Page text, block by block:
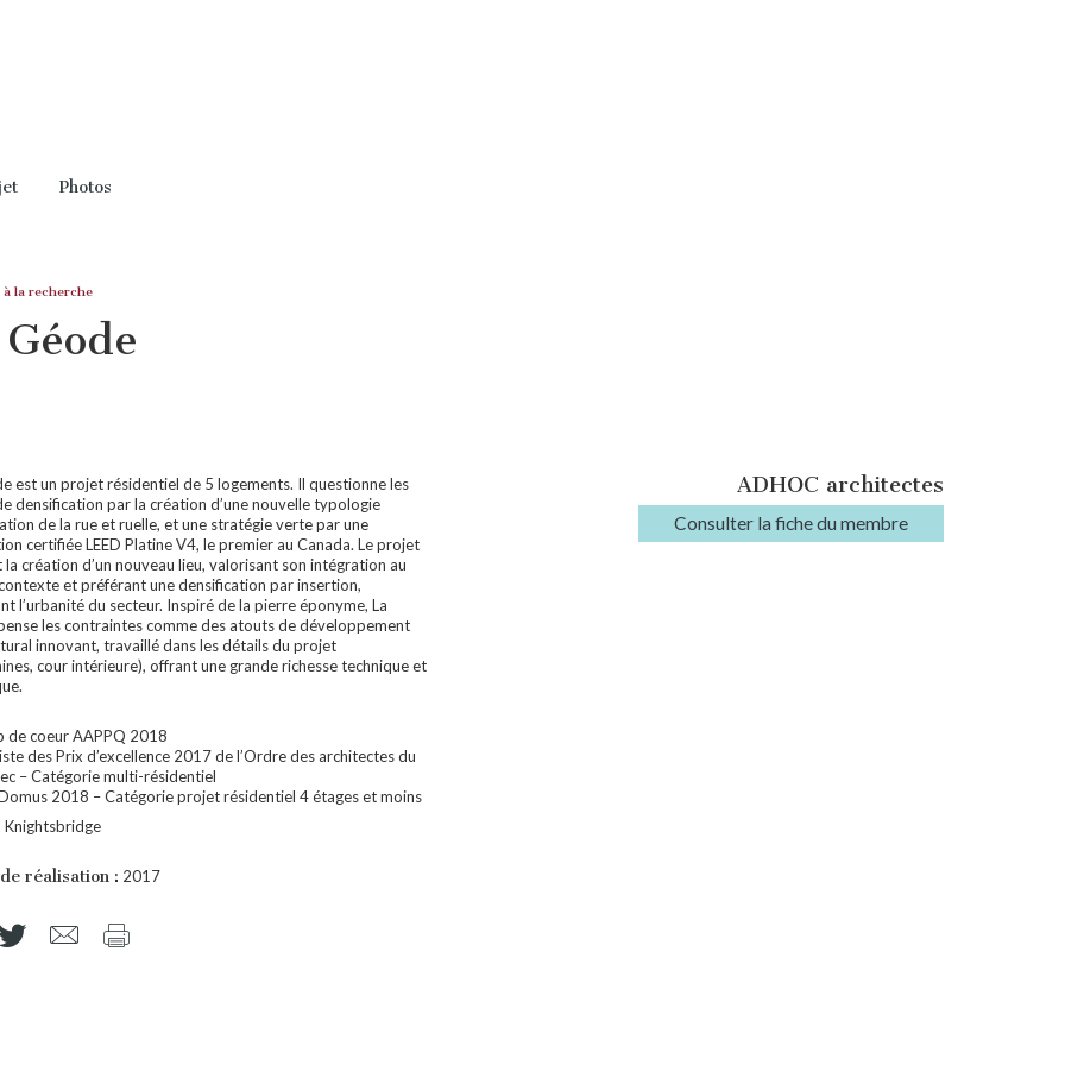
Photos
à la recherche
est un projet résidentiel de 5 logements. Il questionne les
densification par la création d’une nouvelle typologie
de la rue et ruelle, et une stratégie verte par une
certifiée LEED Platine V4, le premier au Canada. Le projet
la création d’un nouveau lieu, valorisant son intégration au
et préférant une densification par insertion,
l’urbanité du secteur. Inspiré de la pierre éponyme, La
les contraintes comme des atouts de développement
innovant, travaillé dans les détails du projet
cour intérieure), offrant une grande richesse technique et
de coeur AAPPQ 2018
des Prix d’excellence 2017 de l’Ordre des architectes du
– Catégorie multi-résidentiel
2018 – Catégorie projet résidentiel 4 étages et moins
Knightsbridge
réalisation : 2017
ADHOC architectes
Consulter la fiche du membre